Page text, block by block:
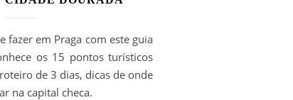
fazer em Praga com este guia
os 15 pontos turísticos
de 3 dias, dicas de onde
na capital checa.